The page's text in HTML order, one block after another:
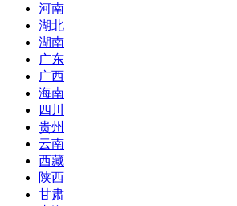
河南
湖北
湖南
广东
广西
海南
四川
贵州
云南
西藏
陕西
甘肃